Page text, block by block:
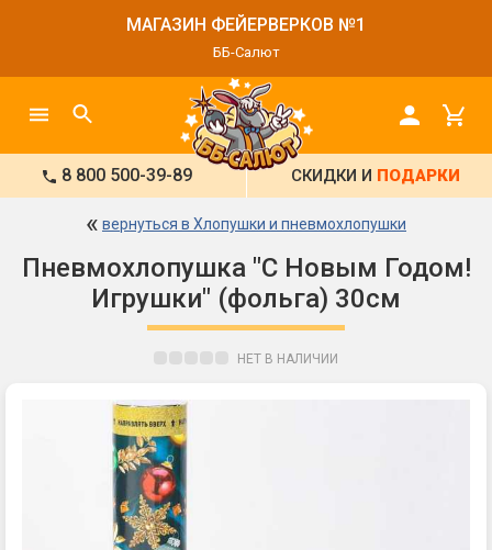
МАГАЗИН ФЕЙЕРВЕРКОВ №1
ББ-Салют
8 800 500-39-89 СКИДКИ И ПОДАРКИ
« вернуться в Хлопушки и пневмохлопушки
Пневмохлопушка "С Новым Годом!
Игрушки" (фольга) 30см
НЕТ В НАЛИЧИИ